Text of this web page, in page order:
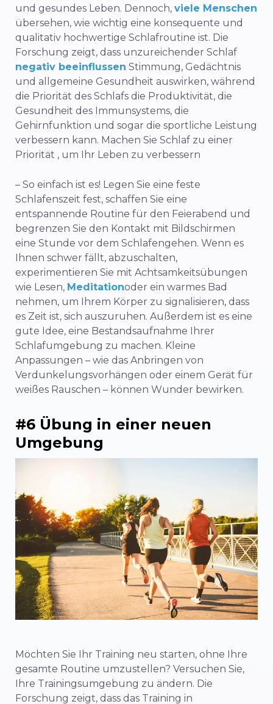
und gesundes Leben. Dennoch, viele Menschen
übersehen, wie wichtig eine konsequente und
qualitativ hochwertige Schlafroutine ist. Die
Forschung zeigt, dass unzureichender Schlaf
negativ beeinflussen Stimmung, Gedächtnis
und allgemeine Gesundheit auswirken, während
die Priorität des Schlafs die Produktivität, die
Gesundheit des Immunsystems, die
Gehirnfunktion und sogar die sportliche Leistung
verbessern kann. Machen Sie Schlaf zu einer
Priorität , um Ihr Leben zu verbessern
– So einfach ist es! Legen Sie eine feste
Schlafenszeit fest, schaffen Sie eine
entspannende Routine für den Feierabend und
begrenzen Sie den Kontakt mit Bildschirmen
eine Stunde vor dem Schlafengehen. Wenn es
Ihnen schwer fällt, abzuschalten,
experimentieren Sie mit Achtsamkeitsübungen
wie Lesen, Meditationoder ein warmes Bad
nehmen, um Ihrem Körper zu signalisieren, dass
es Zeit ist, sich auszuruhen. Außerdem ist es eine
gute Idee, eine Bestandsaufnahme Ihrer
Schlafumgebung zu machen. Kleine
Anpassungen – wie das Anbringen von
Verdunkelungsvorhängen oder einem Gerät für
weißes Rauschen – können Wunder bewirken.
#6 Übung in einer neuen
Umgebung
Möchten Sie Ihr Training neu starten, ohne Ihre
gesamte Routine umzustellen? Versuchen Sie,
Ihre Trainingsumgebung zu ändern. Die
Forschung zeigt, dass das Training in